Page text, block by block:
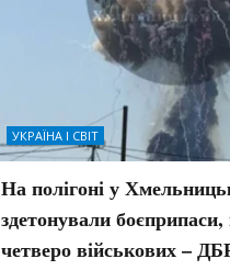
УКРАЇНА І СВІТ
На полігоні у
здетонували
четверо військових –